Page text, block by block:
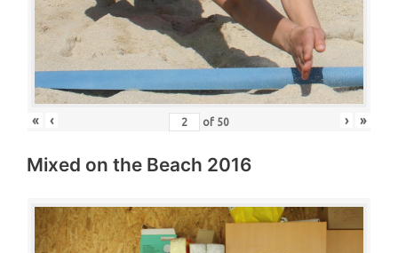
« ‹ of 50 › »
Mixed on the Beach 2016